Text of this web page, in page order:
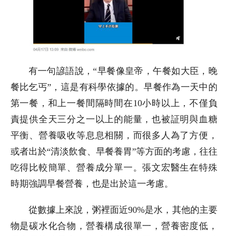
有一句諺語說，“早餐像皇帝，午餐如大臣，晚
餐比乞丐”，這是有科學依據的。早餐作為一天中的
第一餐，和上一餐間隔時間在10小時以上，不僅負
責提供全天三分之一以上的能量，也被証明與血糖
平衡、營養吸收等息息相關，而很多人為了方便，
或者出於“清淡飲食、早餐養胃”等方面的考慮，往往
吃得比較簡單、營養成分單一。張文宏醫生在特殊
時期強調早餐營養，也是出於這一考慮。
從數據上來說，粥裡面近90%是水，其他的主要
物是碳水化合物，營養構成很單一，營養密度低，